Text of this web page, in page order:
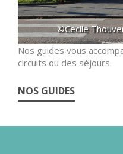
©Cecile
Nos guides vous
circuits ou des séjours.
NOS GUIDES